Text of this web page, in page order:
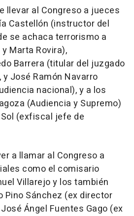
llevar al Congreso a jueces
Castellón (instructor del
se achaca terrorismo a
Marta Rovira),
Barrera (titular del juzgado
José Ramón Navarro
nacional), y a los
(Audiencia y Supremo)
(exfiscal jefe de
a llamar al Congreso a
como el comisario
Villarejo y los también
Pino Sánchez (ex director
Ángel Fuentes Gago (ex